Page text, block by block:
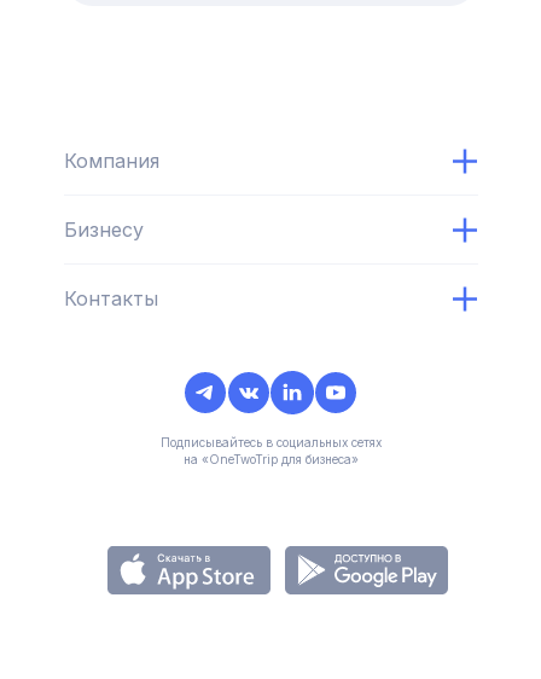
Компания
Бизнесу
Контакты
Подписывайтесь в социальных сетях
на «OneTwoTrip для бизнеса»